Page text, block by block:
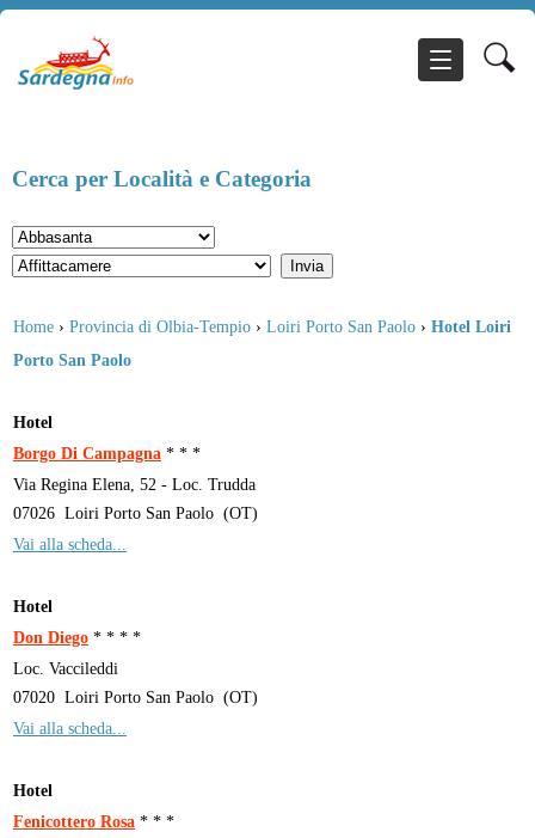
Cerca per Località e Categoria
Home › Provincia di Olbia-Tempio › Loiri Porto San Paolo › Hotel Loiri
Porto San Paolo
Hotel
Borgo Di Campagna * * *
Via Regina Elena, 52 - Loc. Trudda
07026 Loiri Porto San Paolo (OT)
Vai alla scheda...
Hotel
Don Diego * * * *
Loc. Vaccileddi
07020 Loiri Porto San Paolo (OT)
Vai alla scheda...
Hotel
Fenicottero Rosa * * *